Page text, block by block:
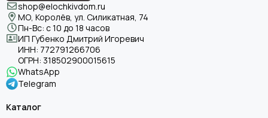
shop@elochkivdom.ru
МО, Королёв, ул. Силикатная, 74
Пн-Вс: с 10 до 18 часов
ИП Губенко Дмитрий Игоревич
ИНН: 772791266706
ОГРН: 318502900015615
WhatsApp
Telegram
Каталог